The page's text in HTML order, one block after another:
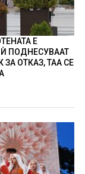
Е
ПОДНЕСУВААТ
ОТКАЗ, ТАА СЕ